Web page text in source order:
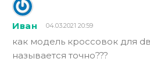
Иван 04.03.2021 20:59
как модель кроссовок для
называется точно???